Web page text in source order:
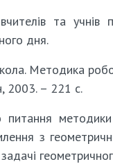
та
дня.
Методика
2003. – 221 с.
питання
з